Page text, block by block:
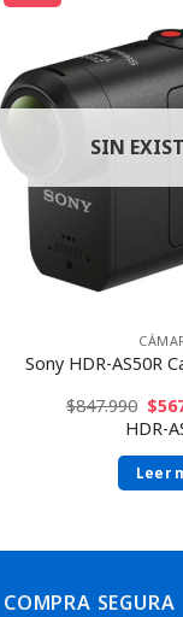
SIN
Sony HDR-AS50R
$847.990 $
HDR-
Leer
COMPRA SEGURA